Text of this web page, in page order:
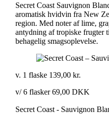
Secret Coast Sauvignon
aromatisk hvidvin fra New
region. Med noter af lime,
antydning af tropiske frugter
behagelig smagsoplevelse.
v. 1 flaske 139,00kr.
v/ 6 flasker 69,00 DKK
Secret Coast - Sauvignon